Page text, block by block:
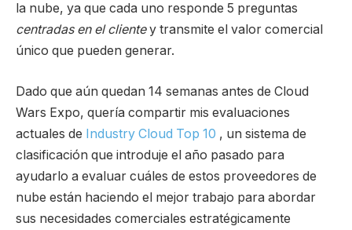
la nube, ya que cada uno responde 5 preguntas
centradas en el clientey transmite el valor comercial
único que pueden generar.
Dado que aún quedan 14 semanas antes de Cloud
Wars Expo, quería compartir mis evaluaciones
actuales de Industry Cloud Top 10 , un sistema de
clasificación que introduje el año pasado para
ayudarlo a evaluar cuáles de estos proveedores de
nube están haciendo el mejor trabajo para abordar
sus necesidades comerciales estratégicamente